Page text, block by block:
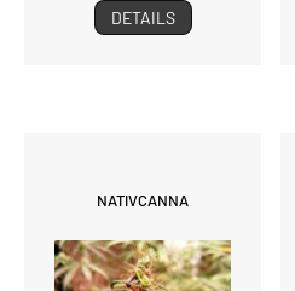
DETAILS
NATIVCANNA